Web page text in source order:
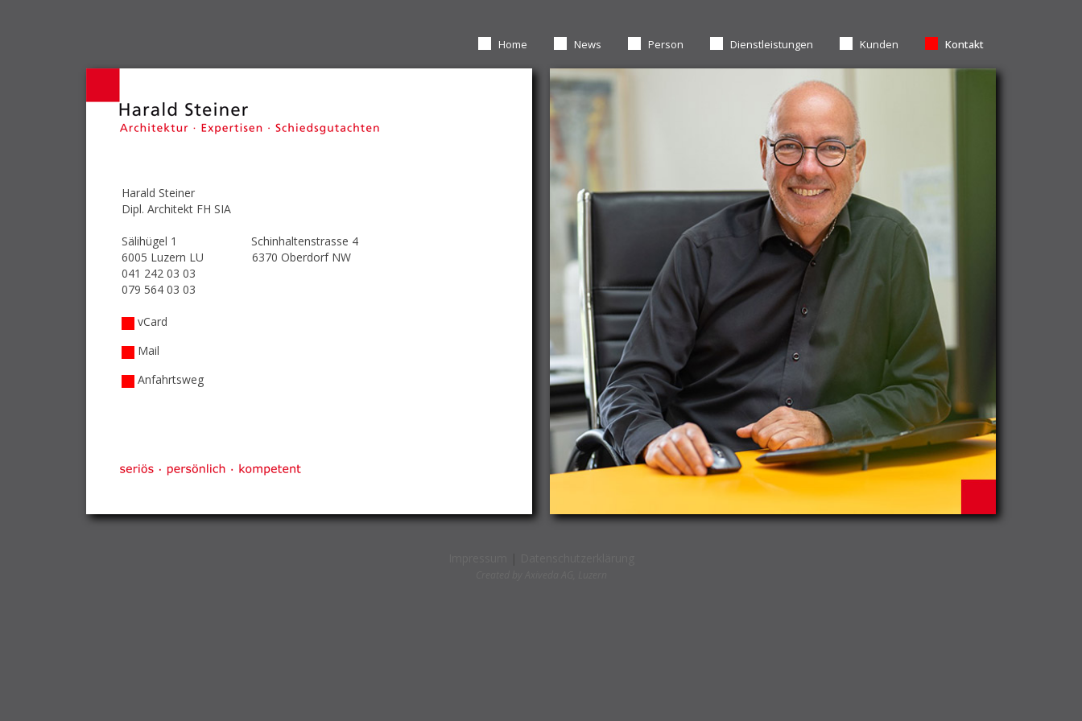
Home News Person Dienstleistungen Kunden Kontakt
Harald Steiner
Dipl. Architekt FH SIA
Sälihügel 1 Schinhaltenstrasse 4
6005 Luzern LU 6370 Oberdorf NW
041 242 03 03
079 564 03 03
vCard
Mail
Anfahrtsweg